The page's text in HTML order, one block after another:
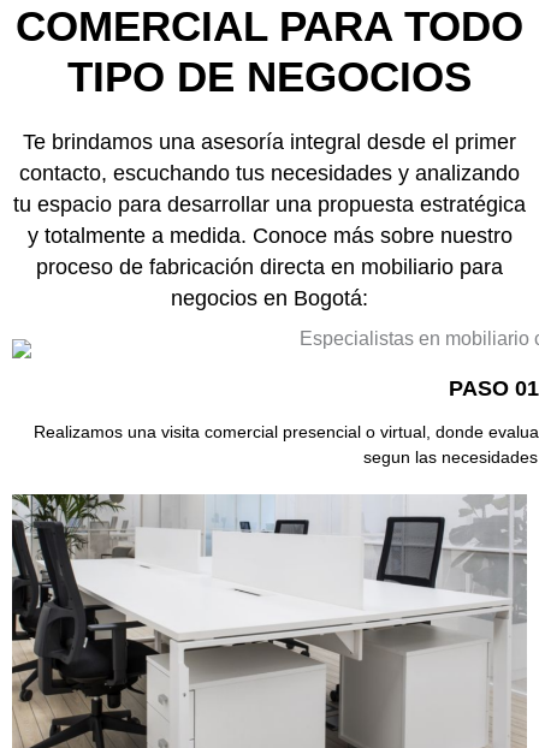
COMERCIAL PARA TODO
TIPO DE NEGOCIOS
Te brindamos una asesoría integral desde el primer
contacto, escuchando tus necesidades y analizando
tu espacio para desarrollar una propuesta estratégica
y totalmente a medida. Conoce más sobre nuestro
proceso de fabricación directa en mobiliario para
negocios en Bogotá:
PASO 01
Realizamos una visita comercial presencial o virtual, donde
segun las